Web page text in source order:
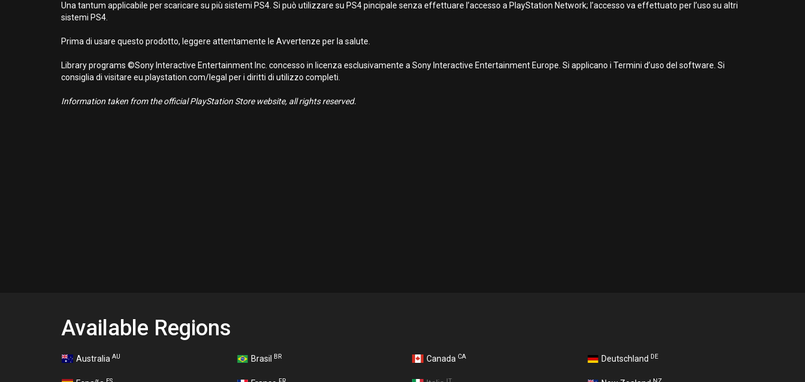
Una tantum applicabile per scaricare su più sistemi PS4. Si può utilizzare su PS4 pincipale senza effettuare l’accesso a PlayStation Network; l’accesso va effettuato per l’uso su altri
sistemi PS4.
Prima di usare questo prodotto, leggere attentamente le Avvertenze per la salute.
Library programs ©Sony Interactive Entertainment Inc. concesso in licenza esclusivamente a Sony Interactive Entertainment Europe. Si applicano i Termini d’uso del software. Si
consiglia di visitare eu.playstation.com/legal per i diritti di utilizzo completi.
Information taken from the official PlayStation Store website, all rights reserved.
Available Regions
Australia AU Brasil BR Canada CA Deutschland DE